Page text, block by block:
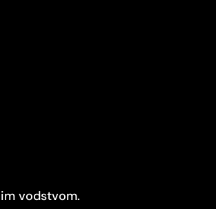
vodstvom.